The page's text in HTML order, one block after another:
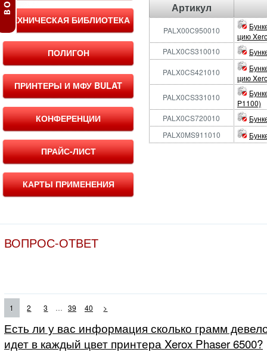
ТЕХНИЧЕСКАЯ БИБЛИОТЕКА
ПОЛИГОН
ПРИНТЕРЫ И МФУ BULAT
КОНФЕРЕНЦИИ
ПРАЙС-ЛИСТ
КАРТЫ ПРИМЕНЕНИЯ
Артикул
PALX00C950010
цию
PALX0CS310010
PALX0CS421010
цию
PALX0CS331010
P1100)
PALX0CS720010
PALX0MS911010
ВОПРОС-ОТВЕТ
1 2 3 ... 39 40 >
Есть ли у вас информация сколько грамм
идет в каждый цвет принтера Xerox Phaser 6500?